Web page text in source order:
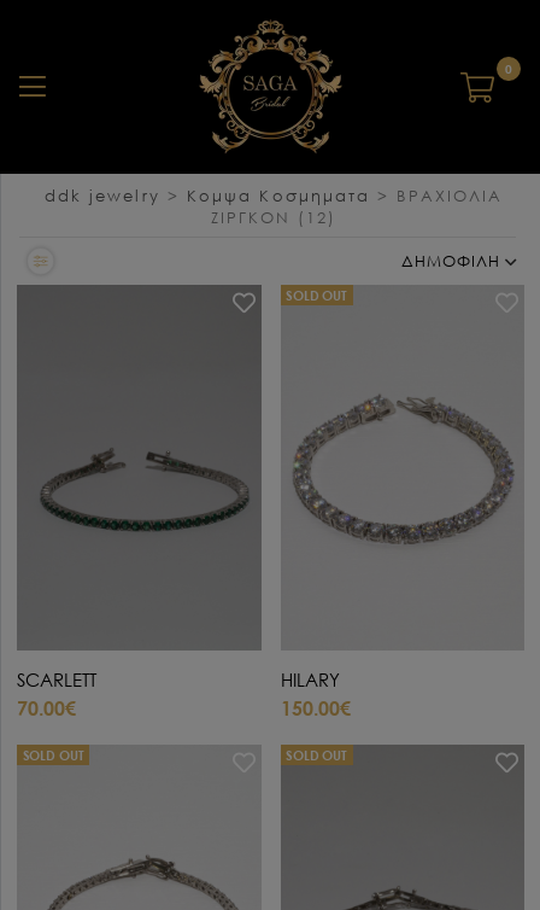
0
ddk jewelry > Κομψα Κοσμηματα > ΒΡΑΧΙΟΛΙΑ
ΖΙΡΓΚΟΝ
(12)
ΔΗΜΟΦΙΛΗ
SCARLETT
70.00€
SOLD OUT
HILARY
150.00€
SOLD OUT SOLD OUT